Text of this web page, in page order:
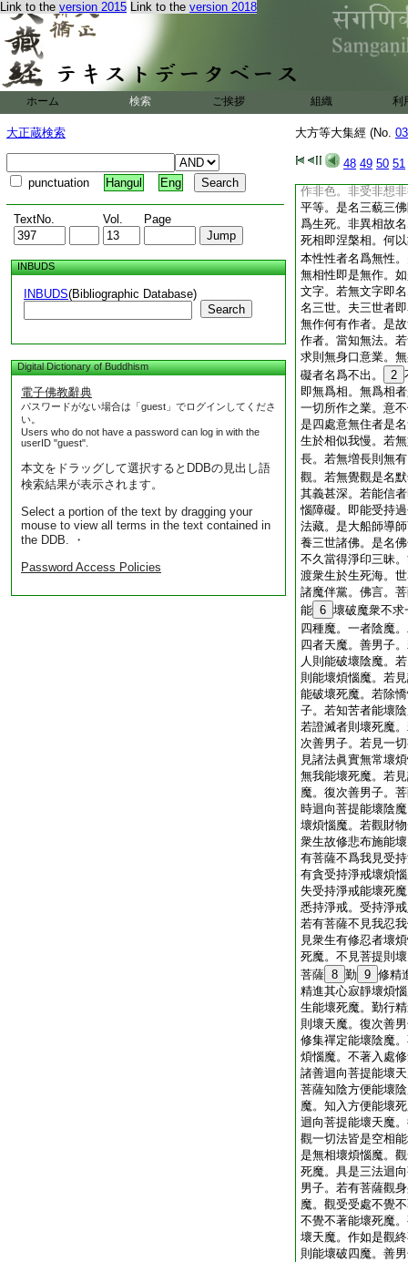
Link to the version 2015 Link to the version 2018
ホーム 検索 ご挨拶 組織 利
大正蔵検索
punctuation Hangul Eng
TextNo. Vol. Page
INBUDS
INBUDS(Bibliographic Database)
Search
Digital Dictionary of Buddhism
電子佛教辭典
パスワードがない場合は「guest」でログインしてくださ
い。
Users who do not have a password can log in with the
userID "guest".
本文をドラッグして選択するとDDBの見出し語
検索結果が表示されます。
Select a portion of the text by dragging your
mouse to view all terms in the text contained in
the DDB. ・
Password Access Policies
大方等大集經 (No.
48 49 50 51
薩皆悉平等。無垢
微妙難明不可喩説
生不滅不破不壞不
闇故。不可思議無
善男子。譬如有人
亦爾。欲得是定當
法。何以故。世間
切有爲識爲種子。
作非色。非受非想
平等。是名三藐三
爲生死。非異相故
死相即涅槃相。何
本性性者名爲無性
無相性即是無作。
文字。若無文字即
名三世。夫三世者
無作何有作者。是
作者。當知無法。
求則無身口意業。
礙者名爲不出。
2
即無爲相。無爲相
一切所作之業。意
是四處意無住者是
生於相似我慢。若
長。若無増長則無
觀。若無覺觀是名
其義甚深。若能信
惱障礙。即能受持
法藏。是大船師導
養三世諸佛。是名
不久當得淨印三昧
渡衆生於生死海。
諸魔伴黨。佛言。
能 6 壞破魔衆不求
四種魔。一者陰魔
四者天魔。善男子
人則能破壞陰魔。
則能壞煩惱魔。若
能破壞死魔。若除
子。若知苦者能壞
若證滅者則壞死魔
次善男子。若見一
見諸法眞實無常壞
無我能壞死魔。若
魔。復次善男子。
時迴向菩提能壞陰
壞煩惱魔。若觀財
衆生故修悲布施能
有菩薩不爲我見受
有貪受持淨戒壞煩
失受持淨戒能壞死
悉持淨戒。受持淨
若有菩薩不見我忍
見衆生有修忍者壞
死魔。不見菩提則
菩薩 8 勤 9 修精
精進其心寂靜壞煩
生能壞死魔。勤行
則壞天魔。復次善
修集禪定能壞陰魔
煩惱魔。不著入處
諸善迴向菩提能壞
菩薩知陰方便能壞
魔。知入方便能壞
迴向菩提能壞天魔
觀一切法皆是空相
是無相壞煩惱魔。
死魔。具是三法迴
男子。若有菩薩觀
魔。觀受受處不覺
不覺不著能壞死魔
壞天魔。作如是觀
則能壞破四魔。善